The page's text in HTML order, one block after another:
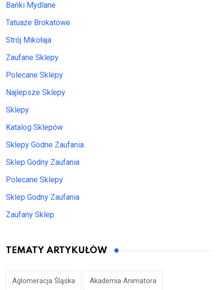
Bańki Mydlane
Tatuaże Brokatowe
Strój Mikołaja
Zaufane Sklepy
Polecane Sklepy
Najlepsze Sklepy
Sklepy
Katalog Sklepów
Sklepy Godne Zaufania
Sklep Godny Zaufania
Polecane Sklepy
Sklep Godny Zaufania
Zaufany Sklep
TEMATY ARTYKUŁÓW
Aglomeracja Śląska Akademia Animatora